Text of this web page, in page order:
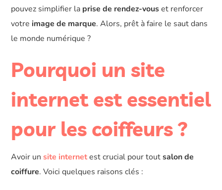
pouvez simplifier la prise de rendez-vouset renforcer
votre image de marque. Alors, prêt à faire le saut dans
le monde numérique ?
Pourquoi un site
internet est essentiel
pour les coiffeurs ?
Avoir unsite internetest crucial pour toutsalon de
coiffure. Voici quelques raisons clés :